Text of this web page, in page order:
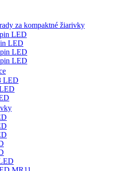
za kompaktné žiarivky
LED
LED
LED
LED
LED